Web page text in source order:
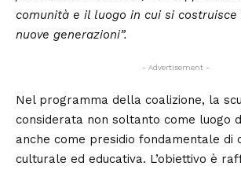
comunità e il luogo in cui si
nuove generazioni”.
- Advertisement -
Nel programma della coalizione, la
considerata non soltanto come luogo
anche come presidio fondamentale di
culturale ed educativa. L’obiettivo è